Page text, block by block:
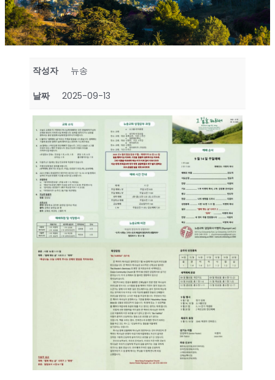
작성자 뉴송
날짜 2025-09-13